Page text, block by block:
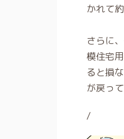
かれて
さらに
模住宅
ると損
が戻っ
/